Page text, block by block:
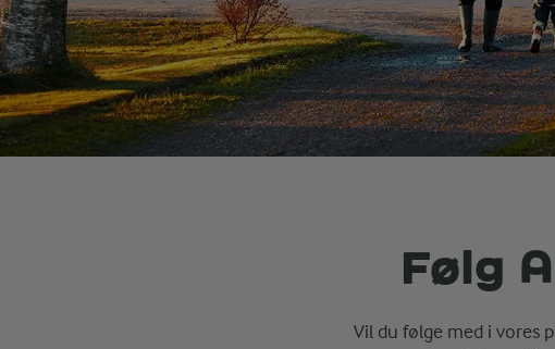
Følg
Vil du følge med i vores